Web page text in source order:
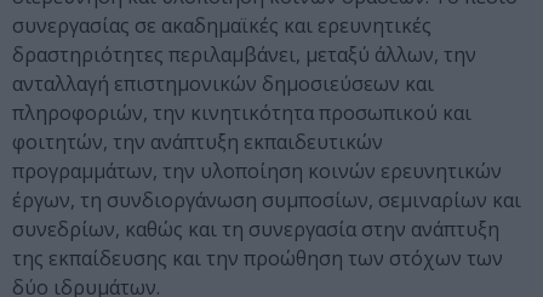
συνεργασίας σε ακαδημαϊκές και ερευνητικές
δραστηριότητες περιλαμβάνει, μεταξύ άλλων, την
ανταλλαγή επιστημονικών δημοσιεύσεων και
πληροφοριών, την κινητικότητα προσωπικού και
φοιτητών, την ανάπτυξη εκπαιδευτικών
προγραμμάτων, την υλοποίηση κοινών ερευνητικών
έργων, τη συνδιοργάνωση συμποσίων, σεμιναρίων και
συνεδρίων, καθώς και τη συνεργασία στην ανάπτυξη
της εκπαίδευσης και την προώθηση των στόχων των
δύο ιδρυμάτων.